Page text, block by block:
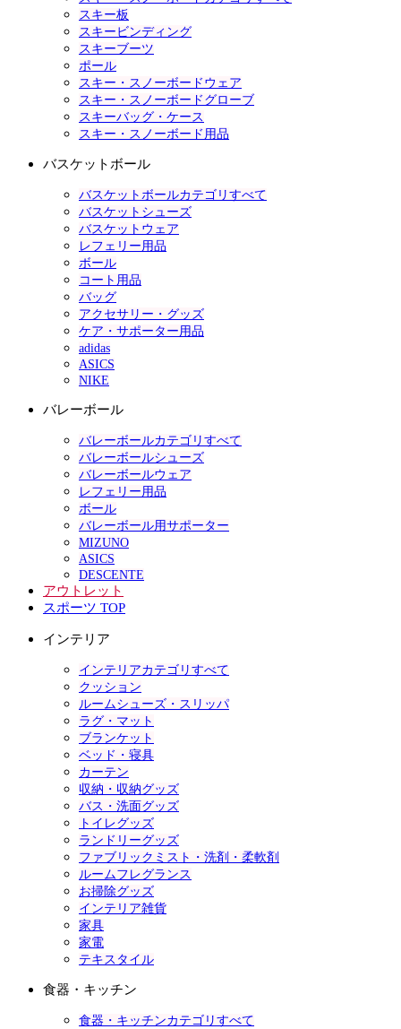
スキー板
スキービンディング
スキーブーツ
ポール
スキー・スノーボードウェア
スキー・スノーボードグローブ
スキーバッグ・ケース
スキー・スノーボード用品
バスケットボール
バスケットボールカテゴリすべて
バスケットシューズ
バスケットウェア
レフェリー用品
ボール
コート用品
バッグ
アクセサリー・グッズ
ケア・サポーター用品
adidas
ASICS
NIKE
バレーボール
バレーボールカテゴリすべて
バレーボールシューズ
バレーボールウェア
レフェリー用品
ボール
バレーボール用サポーター
MIZUNO
ASICS
DESCENTE
アウトレット
スポーツ TOP
インテリア
インテリアカテゴリすべて
クッション
ルームシューズ・スリッパ
ラグ・マット
ブランケット
ベッド・寝具
カーテン
収納・収納グッズ
バス・洗面グッズ
トイレグッズ
ランドリーグッズ
ファブリックミスト・洗剤・柔軟剤
ルームフレグランス
お掃除グッズ
インテリア雑貨
家具
家電
テキスタイル
食器・キッチン
食器・キッチンカテゴリすべて